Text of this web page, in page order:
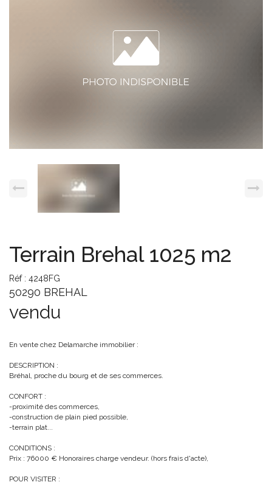
Terrain Brehal 1025 m2
Réf : 4248FG
50290 BREHAL
vendu
En vente chez Delamarche immobilier :
DESCRIPTION :
Bréhal, proche du bourg et de ses commerces.
CONFORT :
-proximité des commerces,
-construction de plain pied possible,
-terrain plat...
CONDITIONS :
Prix : 76000 € Honoraires charge vendeur. (hors frais d'acte),
POUR VISITER :